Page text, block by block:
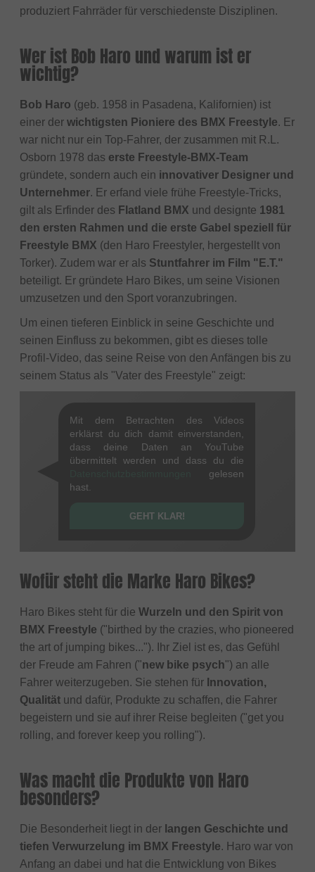
produziert Fahrräder für verschiedenste Disziplinen.
Wer ist Bob Haro und warum ist er
wichtig?
Bob Haro (geb. 1958 in Pasadena, Kalifornien) ist
einer der wichtigsten Pioniere des BMX Freestyle. Er
war nicht nur ein Top-Fahrer, der zusammen mit R.L.
Osborn 1978 das erste Freestyle-BMX-Team
gründete, sondern auch ein innovativer Designer und
Unternehmer. Er erfand viele frühe Freestyle-Tricks,
gilt als Erfinder des Flatland BMX und designte 1981
den ersten Rahmen und die erste Gabel speziell für
Freestyle BMX (den Haro Freestyler, hergestellt von
Torker). Zudem war er als Stuntfahrer im Film "E.T."
beteiligt. Er gründete Haro Bikes, um seine Visionen
umzusetzen und den Sport voranzubringen.
Um einen tieferen Einblick in seine Geschichte und
seinen Einfluss zu bekommen, gibt es dieses tolle
Profil-Video, das seine Reise von den Anfängen bis zu
seinem Status als "Vater des Freestyle" zeigt:
Mit dem Betrachten des Videos
erklärst du dich damit einverstanden,
dass deine Daten an YouTube
übermittelt werden und dass du die
gelesen
hast.
GEHT KLAR!
Wofür steht die Marke Haro Bikes?
Haro Bikes steht für die Wurzeln und den Spirit von
BMX Freestyle ("birthed by the crazies, who pioneered
the art of jumping bikes..."). Ihr Ziel ist es, das Gefühl
der Freude am Fahren ("new bike psych") an alle
Fahrer weiterzugeben. Sie stehen für Innovation,
Qualität und dafür, Produkte zu schaffen, die Fahrer
begeistern und sie auf ihrer Reise begleiten ("get you
rolling, and forever keep you rolling").
Was macht die Produkte von Haro
besonders?
Die Besonderheit liegt in der langen Geschichte und
tiefen Verwurzelung im BMX Freestyle. Haro war von
Anfang an dabei und hat die Entwicklung von Bikes